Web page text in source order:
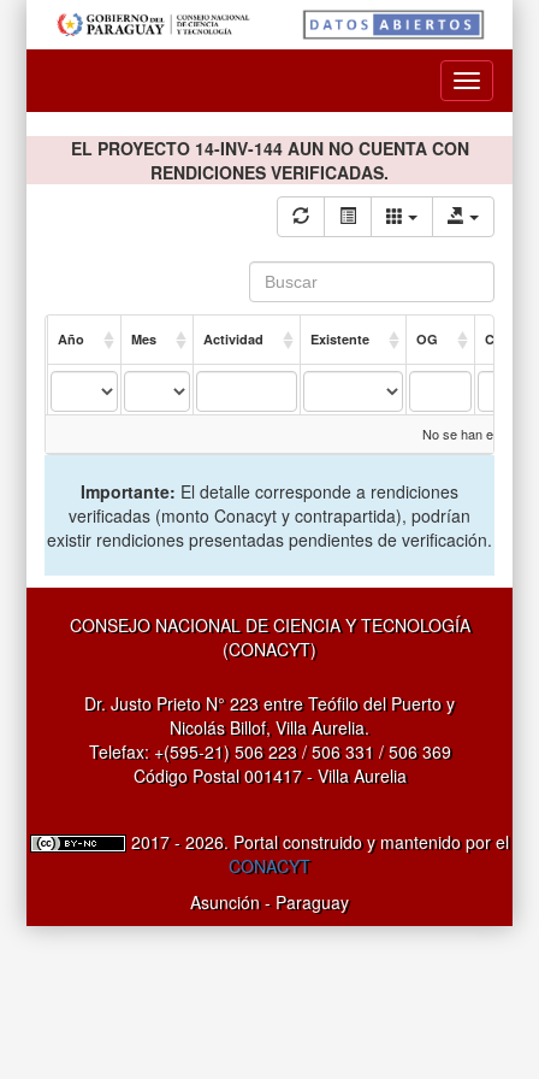
Toggle
EL PROYECTO 14-INV-144 AUN NO CUENTA CON
RENDICIONES VERIFICADAS.
Año Mes Actividad Existente OG
No se han
Importante: El detalle corresponde a rendiciones
verificadas (monto Conacyt y contrapartida), podrían
existir rendiciones presentadas pendientes de verificación.
CONSEJO NACIONAL DE CIENCIA Y TECNOLOGÍA
(CONACYT)
Dr. Justo Prieto N° 223 entre Teófilo del Puerto y
Nicolás Billof, Villa Aurelia.
Telefax: +(595-21) 506 223 / 506 331 / 506 369
Código Postal 001417 - Villa Aurelia
2017 - 2026. Portal construido y mantenido por el
CONACYT
Asunción - Paraguay